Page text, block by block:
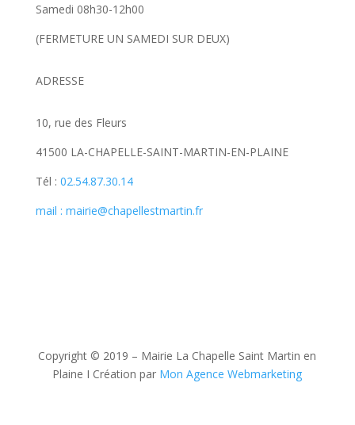
Samedi 08h30-12h00
(FERMETURE UN SAMEDI SUR DEUX)
ADRESSE
10, rue des Fleurs
41500 LA-CHAPELLE-SAINT-MARTIN-EN-PLAINE
Tél : 02.54.87.30.14
mail : mairie@chapellestmartin.fr
Copyright © 2019 – Mairie La Chapelle Saint Martin en
Plaine I Création par Mon Agence Webmarketing